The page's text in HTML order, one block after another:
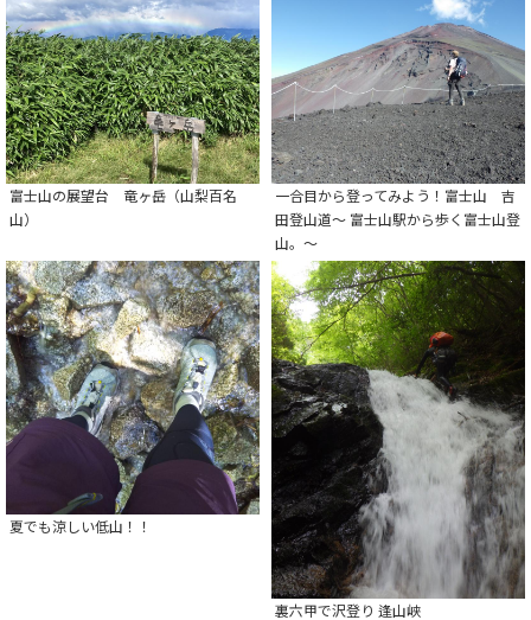
富士山の展望台 竜ヶ岳（山梨百名
山）
一合目から登ってみよう！富士山 吉
田登山道～ 富士山駅から歩く富士山登
山。～
夏でも涼しい低山！！
裏六甲で沢登り 逢山峡